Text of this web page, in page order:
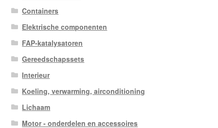
Containers
Elektrische componenten
FAP-katalysatoren
Gereedschapssets
Interieur
Koeling, verwarming, airconditioning
Lichaam
Motor - onderdelen en accessoires